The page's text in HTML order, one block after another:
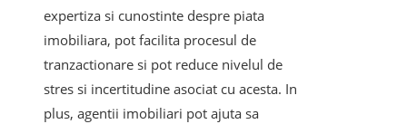
expertiza si cunostinte despre piata
imobiliara, pot facilita procesul de
tranzactionare si pot reduce nivelul de
stres si incertitudine asociat cu acesta. In
plus, agentii imobiliari pot ajuta sa